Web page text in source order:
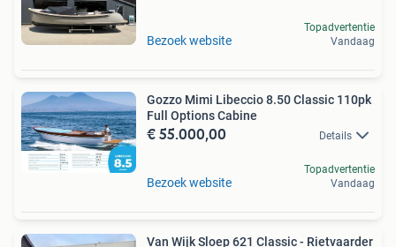
Bezoek website
Topadvertentie
Vandaag
Gozzo Mimi Libeccio 8.50 Classic 110pk
Full Options Cabine
€ 55.000,00 Details
Bezoek website
Topadvertentie
Vandaag
Van Wijk Sloep 621 Classic - Rietvaarder